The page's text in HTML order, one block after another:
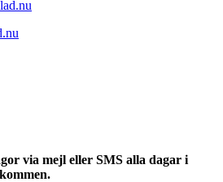
via mejl eller SMS alla dagar i